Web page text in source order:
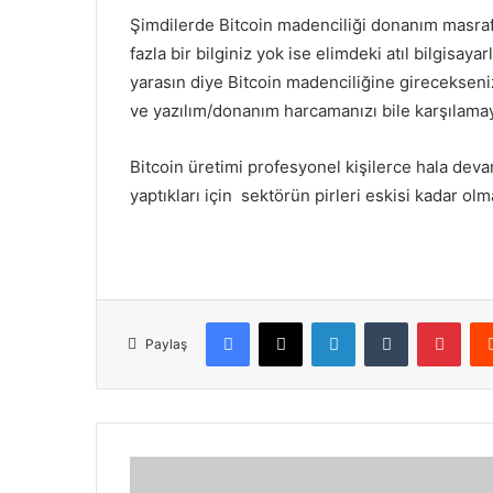
Şimdilerde Bitcoin madenciliği donanım
fazla bir bilginiz yok ise elimdeki atıl
yarasın diye Bitcoin madenciliğine
ve yazılım/donanım harcamanızı bile
Bitcoin üretimi profesyonel kişilerce hala
yaptıkları için sektörün pirleri eskisi kadar
Paylaş
Facebook
X LinkedInTumblr